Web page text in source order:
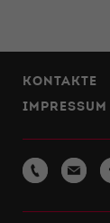
KONTAKTE
IMPRESSUM